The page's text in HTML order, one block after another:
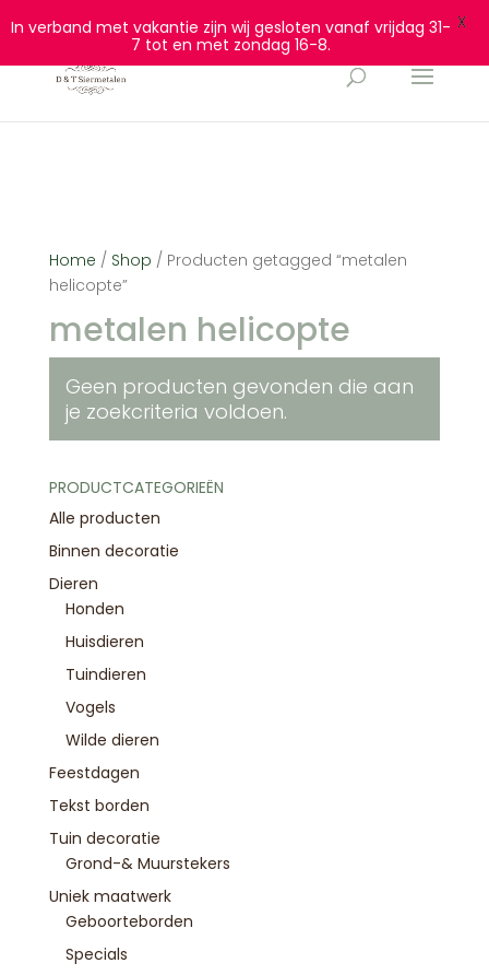
0628932940 info@dtsiermetalen.nl
Home / Shop / Producten getagged “metalen
helicopte”
metalen helicopte
Geen producten gevonden die aan
je zoekcriteria voldoen.
PRODUCTCATEGORIEËN
Alle producten
Binnen decoratie
Dieren
Honden
Huisdieren
Tuindieren
Vogels
Wilde dieren
Feestdagen
Tekst borden
Tuin decoratie
Grond-& Muurstekers
Uniek maatwerk
Geboorteborden
Specials
In verband met vakantie zijn wij gesloten vanaf vrijdag 31-
7 tot en met zondag 16-8.
X